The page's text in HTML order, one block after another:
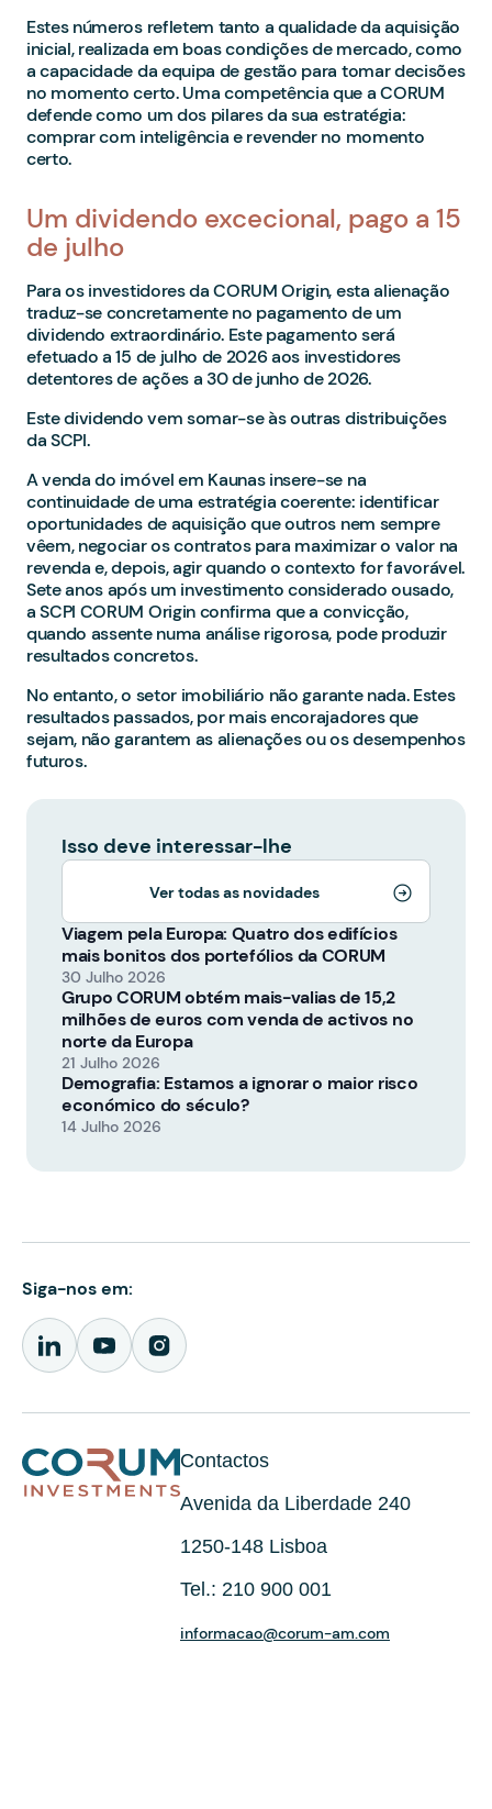
Estes números refletem tanto a qualidade da aquisição
inicial, realizada em boas condições de mercado, como
a capacidade da equipa de gestão para tomar decisões
no momento certo. Uma competência que a CORUM
defende como um dos pilares da sua estratégia:
comprar com inteligência e revender no momento
certo.
Um dividendo excecional, pago a 15
de julho
Para os investidores da CORUM Origin, esta alienação
traduz-se concretamente no pagamento de um
dividendo extraordinário. Este pagamento será
efetuado a 15 de julho de 2026 aos investidores
detentores de ações a 30 de junho de 2026.
Este dividendo vem somar-se às outras distribuições
da SCPI.
A venda do imóvel em Kaunas insere-se na
continuidade de uma estratégia coerente: identificar
oportunidades de aquisição que outros nem sempre
vêem, negociar os contratos para maximizar o valor na
revenda e, depois, agir quando o contexto for favorável.
Sete anos após um investimento considerado ousado,
a SCPI CORUM Origin confirma que a convicção,
quando assente numa análise rigorosa, pode produzir
resultados concretos.
No entanto, o setor imobiliário não garante nada. Estes
resultados passados, por mais encorajadores que
sejam, não garantem as alienações ou os desempenhos
futuros.
Isso deve interessar-lhe
Ver todas as novidades
Viagem pela Europa: Quatro dos edifícios
mais bonitos dos portefólios da CORUM
30 Julho 2026
Grupo CORUM obtém mais-valias de 15,2
milhões de euros com venda de activos no
norte da Europa
21 Julho 2026
Demografia: Estamos a ignorar o maior risco
económico do século?
14 Julho 2026
Siga-nos em:
Contactos
Avenida da Liberdade 240
1250-148 Lisboa
Tel.: 210 900 001
informacao@corum-am.com